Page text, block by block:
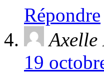
Répondre
19